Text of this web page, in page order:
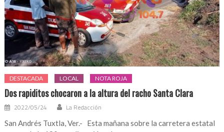
DESTACADA LOCAL NOTA ROJA
Dos rapiditos chocaron a la altura del racho Santa Clara
2022/05/24 La Redacción
San Andrés Tuxtla, Ver.- Esta mañana sobre la carretera estatal